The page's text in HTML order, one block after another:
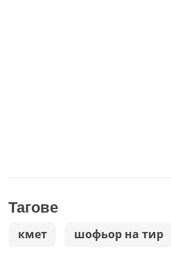
Тагове
кмет шофьор на тир